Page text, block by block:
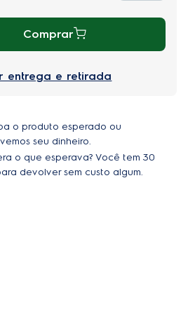
Comprar
entrega e retirada
o produto esperado ou
seu dinheiro.
o que esperava? Você tem 30
devolver sem custo algum.